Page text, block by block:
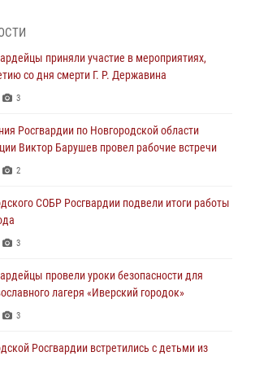
5
за неделю осуществили 203 выезда на
1
"Новости дня" на радио "Радио53" от 30
состава Росгвардии.
1
Росгвардии провели телефонную «горячую
1
рассказали о службе детям из летнего
приняли участие в мероприятиях,
со дня смерти Г. Р. Державина
3
Росгвардии по Новгородской области
Виктор Барушев провел рабочие встречи
2
СОБР Росгвардии подвели итоги работы
3
провели уроки безопасности для
лагеря «Иверский городок»
3
Росгвардии встретились с детьми из